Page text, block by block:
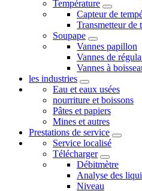
Température
Capteur de
Transmetteur de
Soupape
Vannes papillon
Vannes de
Vannes à
les industries
Eau et eaux usées
nourriture et boissons
Pâtes et papiers
Mines et autres
Prestations de service
Service localisé
Télécharger
Débitmètre
Analyse des
Niveau